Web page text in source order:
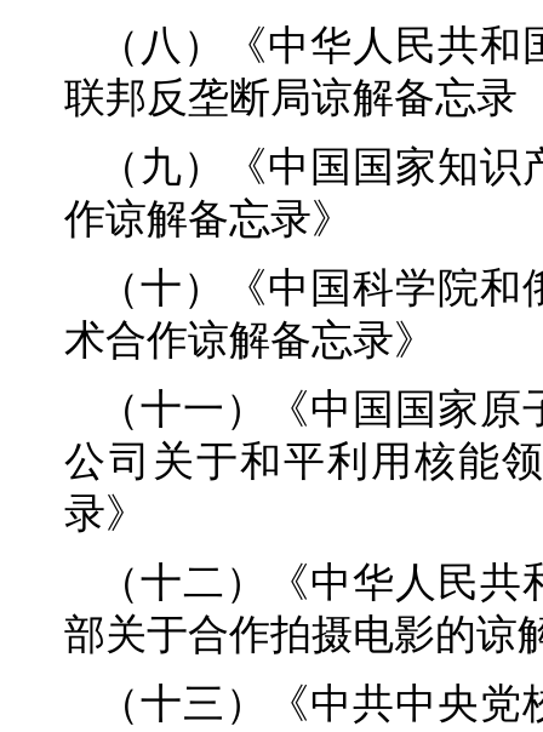
（八）《中华人民共
联邦反垄断局谅解备忘录
（九）《中国国家知
作谅解备忘录》
（十）《中国科学院
术合作谅解备忘录》
（十一）《中国国家
公司关于和平利用核能
录》
（十二）《中华人民
部关于合作拍摄电影的谅
（十三）《中共中央